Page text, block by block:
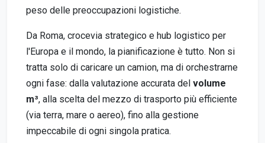
peso delle preoccupazioni logistiche.
Da Roma, crocevia strategico e hub logistico per
l'Europa e il mondo, la pianificazione è tutto. Non si
tratta solo di caricare un camion, ma di orchestrarne
ogni fase: dalla valutazione accurata del volume
m³, alla scelta del mezzo di trasporto più efficiente
(via terra, mare o aereo), fino alla gestione
impeccabile di ogni singola pratica.